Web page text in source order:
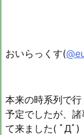
おいらっくす(
本来の時系列で
予定でしたが、
て来ました( ﾟДﾟ)